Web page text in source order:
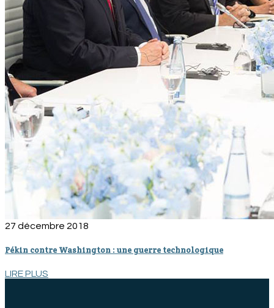
27 décembre 2018
Pékin contre Washington : une guerre technologique
LIRE PLUS